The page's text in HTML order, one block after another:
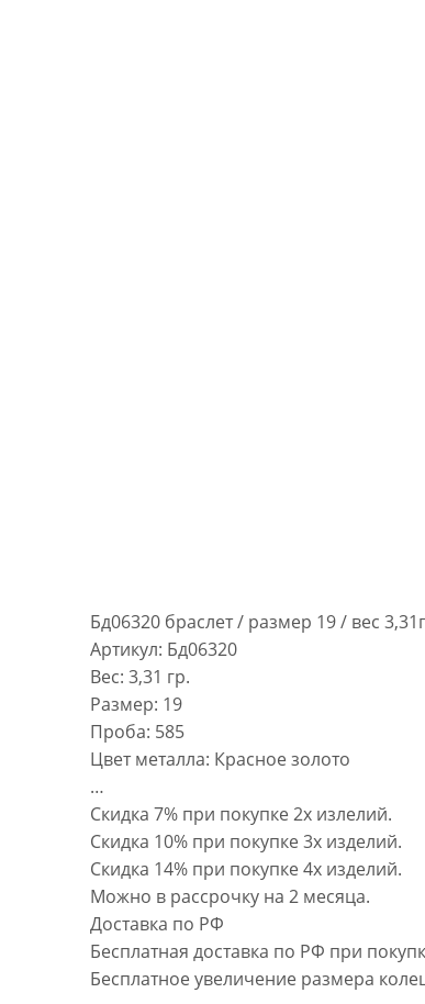
Бд06320 браслет / размер 19 / вес
Артикул: Бд06320
Вес: 3,31 гр.
Размер: 19
Проба: 585
Цвет металла: Красное золото
…
Скидка 7% при покупке 2х излелий.
Скидка 10% при покупке 3х изделий.
Скидка 14% при покупке 4х изделий.
Можно в рассрочку на 2 месяца.
Доставка по РФ
Бесплатная доставка по РФ при
Бесплатное увеличение размера